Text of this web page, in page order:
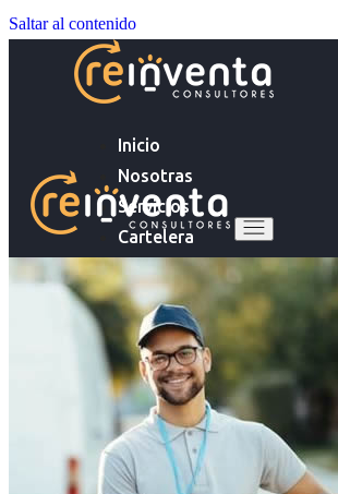
Saltar al contenido
Inicio
Nosotras
Servicios
Cartelera
Noticias
Contacto
Ingresa tu Curriculum ->
Inicio
Nosotras
Servicios
Cartelera
Noticias
Contacto
Ingresa tu Curriculum